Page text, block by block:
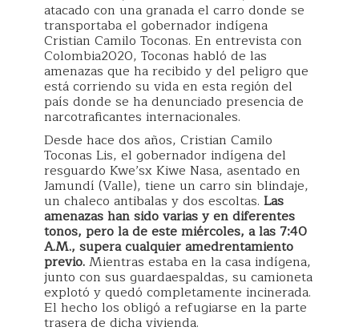
atacado con una granada el carro donde se
transportaba el gobernador indígena
Cristian Camilo Toconas. En entrevista con
Colombia2020, Toconas habló de las
amenazas que ha recibido y del peligro que
está corriendo su vida en esta región del
país donde se ha denunciado presencia de
narcotraficantes internacionales.
Desde hace dos años, Cristian Camilo
Toconas Lis, el gobernador indígena del
resguardo Kwe’sx Kiwe Nasa, asentado en
Jamundí (Valle), tiene un carro sin blindaje,
un chaleco antibalas y dos escoltas. Las
amenazas han sido varias y en diferentes
tonos, pero la de este miércoles, a las 7:40
A.M., supera cualquier amedrentamiento
previo.Mientras estaba en la casa indígena,
junto con sus guardaespaldas, su camioneta
explotó y quedó completamente incinerada.
El hecho los obligó a refugiarse en la parte
trasera de dicha vivienda.